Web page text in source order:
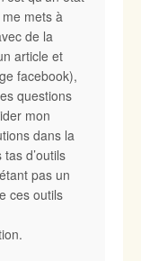
mets à
de la
article et
facebook),
questions
mon
dans la
d’outils
pas un
ces outils